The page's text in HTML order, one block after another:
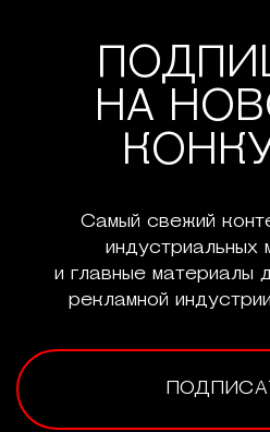
НА
Самый свежий
индустриальных
и главные материалы
рекламной